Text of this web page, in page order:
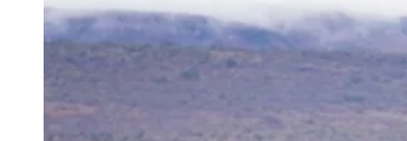
Jardim São PedroJardim São Silvestre Jardim SilveiraJardim
Jardim Tupanci MutingaNova AldeinhaOsascoParque dos
Parque Imperial Parque Santa Luzia Parque VianaPirapora
Santana de
Vale do Sol Vila Boa Vista
do Conde Vila Engenho Novo
Vila Nossa Sra. da
Escada
Vila Porto
Para Sua Empresa